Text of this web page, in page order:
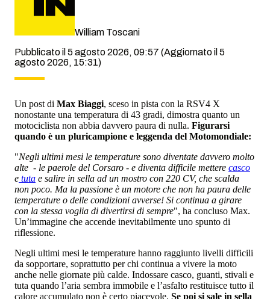
William Toscani
Pubblicato il 5 agosto 2026, 09:57 (Aggiornato il 5
agosto 2026, 15:31)
Un post di Max Biaggi, sceso in pista con la RSV4 X
nonostante una temperatura di 43 gradi, dimostra quanto un
motociclista non abbia davvero paura di nulla. Figurarsi
quando è un pluricampione e leggenda del Motomondiale:
"Negli ultimi mesi le temperature sono diventate davvero molto
alte - le paerole del Corsaro - e diventa difficile mettere casco
e tuta e salire in sella ad un mostro con 220 CV, che scalda
non poco. Ma la passione è un motore che non ha paura delle
temperature o delle condizioni avverse! Si continua a girare
con la stessa voglia di divertirsi di sempre", ha concluso Max.
Un’immagine che accende inevitabilmente uno spunto di
riflessione.
Negli ultimi mesi le temperature hanno raggiunto livelli difficili
da sopportare, soprattutto per chi continua a vivere la moto
anche nelle giornate più calde. Indossare casco, guanti, stivali e
tuta quando l’aria sembra immobile e l’asfalto restituisce tutto il
calore accumulato non è certo piacevole. Se poi si sale in sella